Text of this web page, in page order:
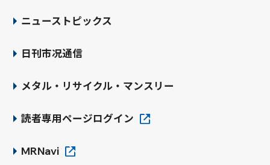
ニューストピックス
日刊市况通信
メタル・リサイクル・マンスリー
読者専用ページログイン
MRNavi